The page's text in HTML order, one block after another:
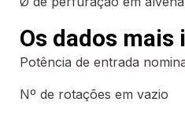
Os dados
Potência de entrada
Nº de rotações em vazio